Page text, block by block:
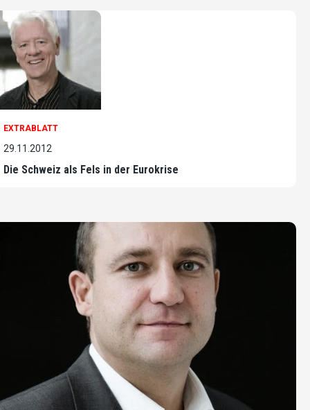
EXTRABLATT
29.11.2012
Die Schweiz als Fels in der Eurokrise